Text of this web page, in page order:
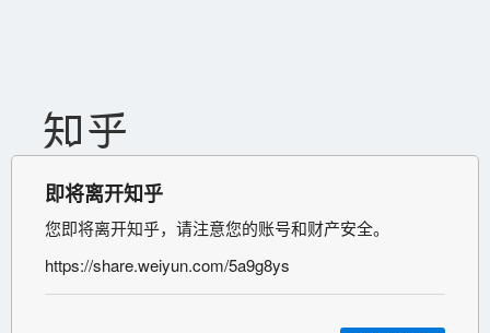
即将离开知乎
您即将离开知乎，请注意您的账号和财产安全。
https://share.weiyun.com/5a9g8ys